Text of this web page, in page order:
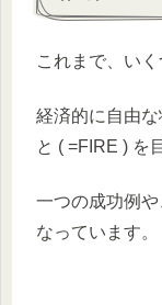
これまで、い
経済的に自由
と ( =FIRE ) を
一つの成功例
なっています。